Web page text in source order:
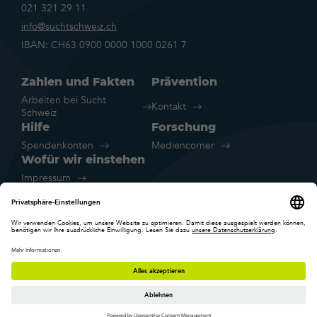
021 321 29 11
info@suchtschweiz.ch
IBAN: CH63 0900 0000 1000 0261 7
Zahlen und Fakten
Arbeiten bei Sucht
Schweiz
Prävention
Kontakt
Hilfe
Spendenkonten
Forschung
Mediencorner
Wofür wir einstehen
Impressum
DatenschutzCookie-Einstellungen